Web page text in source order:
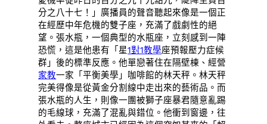
分之八十七！」廣播員的聲音聽起來像是一個正
在經歷中年危機的雙子座，充滿了戲劇性的絕
望。張水瓶，一個典型的水瓶座，立刻感到一陣
恐慌，這是他患有「星1對1教學座預報壓力症候
群」後的標準反應。他單戀著住在隔壁棟、經營
家教一家「平衡美學」咖啡館的林天秤。林天秤
完美得像是從黃金分割線中走出來的藝術品。而
張水瓶的人生，則像一團被獅子座暴君隨意亂踢
的毛線球，充滿了混亂與錯位。他衝到窗邊，往